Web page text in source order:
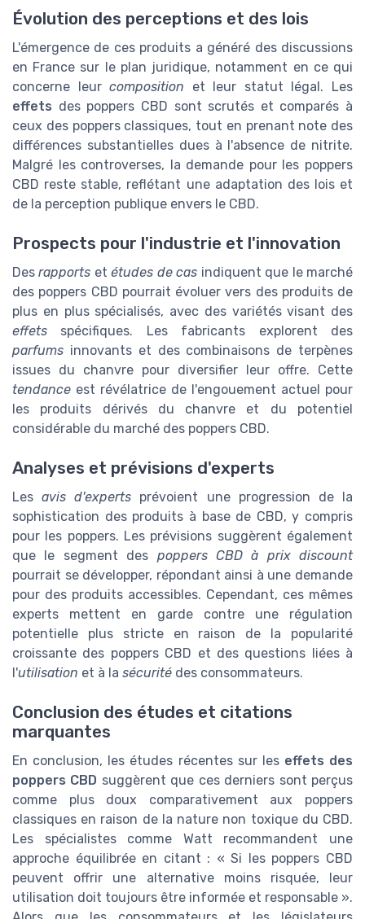
Évolution des perceptions et des lois
L'émergence de ces produits a généré des discussions
en France sur le plan juridique, notamment en ce qui
concerne leurcomposition et leur statut légal. Les
effets des poppers CBD sont scrutés et comparés à
ceux des poppers classiques, tout en prenant note des
différences substantielles dues à l'absence de nitrite.
Malgré les controverses, la demande pour les poppers
CBD reste stable, reflétant une adaptation des lois et
de la perception publique envers le CBD.
Prospects pour l'industrie et l'innovation
Desrapports etétudes de cas indiquent que le marché
des poppers CBD pourrait évoluer vers des produits de
plus en plus spécialisés, avec des variétés visant des
effets spécifiques. Les fabricants explorent des
parfums innovants et des combinaisons de terpènes
issues du chanvre pour diversifier leur offre. Cette
tendance est révélatrice de l'engouement actuel pour
les produits dérivés du chanvre et du potentiel
considérable du marché des poppers CBD.
Analyses et prévisions d'experts
Lesavis d'experts prévoient une progression de la
sophistication des produits à base de CBD, y compris
pour les poppers. Les prévisions suggèrent également
que le segment des poppers CBD à prix discount
pourrait se développer, répondant ainsi à une demande
pour des produits accessibles. Cependant, ces mêmes
experts mettent en garde contre une régulation
potentielle plus stricte en raison de la popularité
croissante des poppers CBD et des questions liées à
l'utilisation et à la sécurité des consommateurs.
Conclusion des études et citations
marquantes
En conclusion, les études récentes sur les effets des
poppers CBD suggèrent que ces derniers sont perçus
comme plus doux comparativement aux poppers
classiques en raison de la nature non toxique du CBD.
Les spécialistes comme Watt recommandent une
approche équilibrée en citant : « Si les poppers CBD
peuvent offrir une alternative moins risquée, leur
utilisation doit toujours être informée et responsable ».